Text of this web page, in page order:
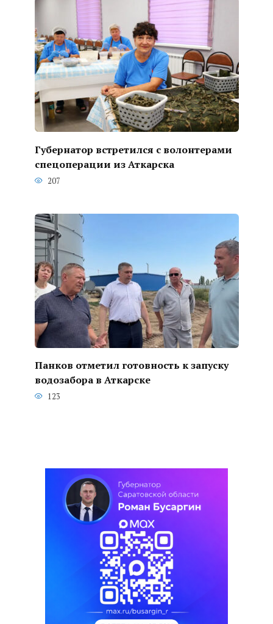
Губернатор встретился с волонтерами
спецоперации из Аткарска
207
Панков отметил готовность к запуску
водозабора в Аткарске
123